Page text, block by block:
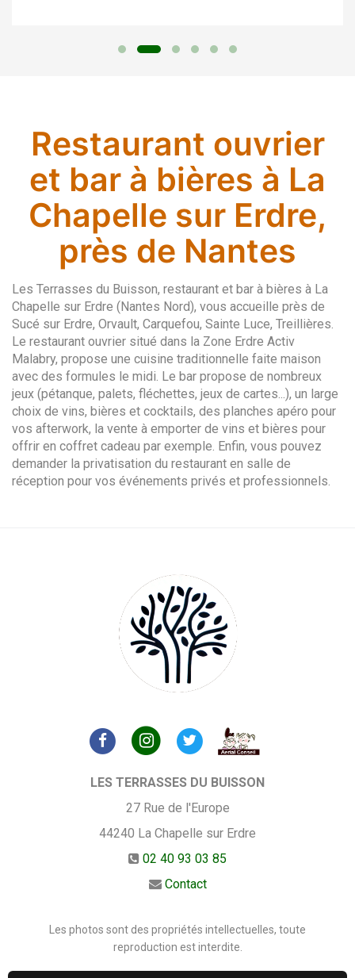
Restaurant ouvrier
et bar à bières à La
Chapelle sur Erdre,
près de Nantes
Les Terrasses du Buisson, restaurant et bar à bières à La
Chapelle sur Erdre (Nantes Nord), vous accueille près de
Sucé sur Erdre, Orvault, Carquefou, Sainte Luce, Treillières.
Le restaurant ouvrier situé dans la Zone Erdre Activ
Malabry, propose une cuisine traditionnelle faite maison
avec des formules le midi. Le bar propose de nombreux
jeux (pétanque, palets, fléchettes, jeux de cartes...), un large
choix de vins, bières et cocktails, des planches apéro pour
vos afterwork, la vente à emporter de vins et bières pour
offrir en coffret cadeau par exemple. Enfin, vous pouvez
demander la privatisation du restaurant en salle de
réception pour vos événements privés et professionnels.
LES TERRASSES DU BUISSON
27 Rue de l'Europe
44240 La Chapelle sur Erdre
02 40 93 03 85
Contact
Les photos sont des propriétés intellectuelles, toute
reproduction est interdite.